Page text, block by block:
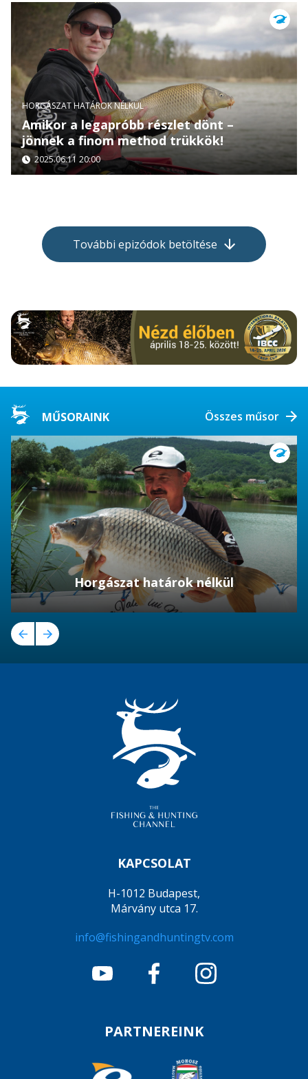
HORGÁSZAT HATÁROK NÉLKÜL
Amikor a legapróbb részlet dönt –
jönnek a finom method trükkök!
2025.06.11 20:00
További epizódok betöltése
MŰSORAINK Összes műsor
Horgászat határok nélkül
KAPCSOLAT
H-1012 Budapest,
Márvány utca 17.
info@fishingandhuntingtv.com
PARTNEREINK